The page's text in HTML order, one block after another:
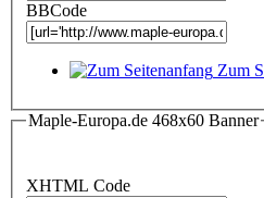
BBCode
Zum
Maple-Europa.de 468x60 Banner
XHTML Code